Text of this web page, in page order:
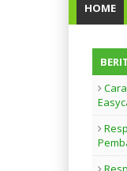
HOME